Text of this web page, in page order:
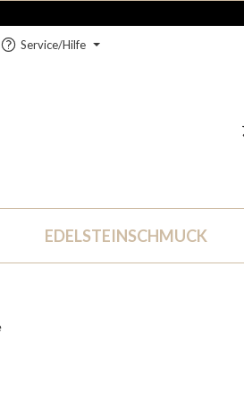
Service/Hilfe
EDELSTEINSCHMUCK